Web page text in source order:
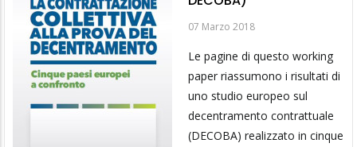
07 Marzo 2018
Le pagine di questo working
paper riassumono i risultati di
uno studio europeo sul
decentramento contrattuale
(DECOBA) realizzato in cinque